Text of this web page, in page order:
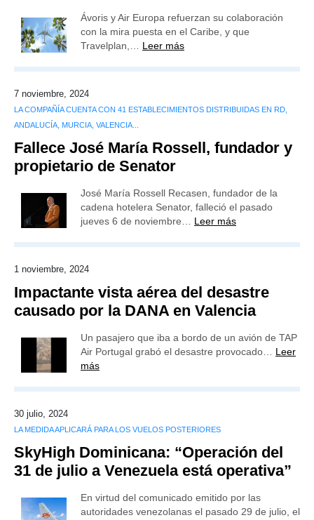
Ávoris y Air Europa refuerzan su colaboración
con la mira puesta en el Caribe, y que
Travelplan,… Leer más
7 noviembre, 2024
LA COMPAÑÍA CUENTA CON 41 ESTABLECIMIENTOS DISTRIBUIDAS EN RD,
ANDALUCÍA, MURCIA, VALENCIA...
Fallece José María Rossell, fundador y
propietario de Senator
José María Rossell Recasen, fundador de la
cadena hotelera Senator, falleció el pasado
jueves 6 de noviembre… Leer más
1 noviembre, 2024
Impactante vista aérea del desastre
causado por la DANA en Valencia
Un pasajero que iba a bordo de un avión de TAP
Air Portugal grabó el desastre provocado… Leer
más
30 julio, 2024
LA MEDIDA APLICARÁ PARA LOS VUELOS POSTERIORES
SkyHigh Dominicana: “Operación del
31 de julio a Venezuela está operativa”
En virtud del comunicado emitido por las
autoridades venezolanas el pasado 29 de julio, el